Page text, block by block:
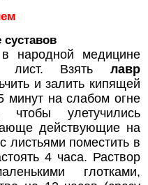
народной медицине
лист. Взять лавр
и залить кипящей
минут на слабом огне
улетучились
действующие на
листьями поместить в
4 часа. Раствор
глотками,